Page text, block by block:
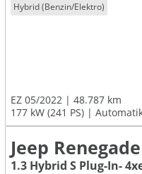
Hybrid (Benzin/Elektro)
EZ 05/2022
48.787 km
177 kW (241 PS)
Jeep Renegade
1.3 Hybrid S Plug-In-